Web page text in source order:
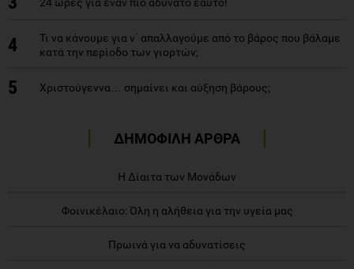
4
Τι να κάνουμε για ν΄ απαλλαγούμε από το βάρος που βάλαμε
κατά την περίοδο των γιορτών;
5 Χριστούγεννα… σημαίνει και αύξηση βάρους;
ΔΗΜΟΦΙΛΗ ΑΡΘΡΑ
Η Δίαιτα των Μονάδων
Φοινικέλαιο: Όλη η αλήθεια για την υγεία μας
Πρωινά για να αδυνατίσεις